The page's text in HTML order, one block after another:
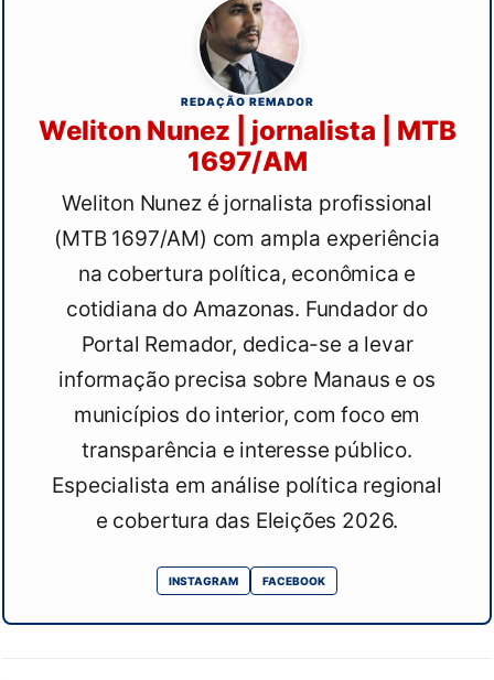
REDAÇÃO REMADOR
Weliton Nunez | jornalista | MTB
1697/AM
Weliton Nunez é jornalista profissional
(MTB 1697/AM) com ampla experiência
na cobertura política, econômica e
cotidiana do Amazonas. Fundador do
Portal Remador, dedica-se a levar
informação precisa sobre Manaus e os
municípios do interior, com foco em
transparência e interesse público.
Especialista em análise política regional
e cobertura das Eleições 2026.
INSTAGRAM FACEBOOK